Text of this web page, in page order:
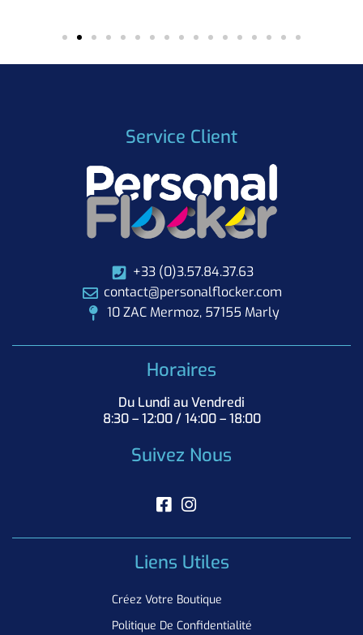
Service Client
+33 (0)3.57.84.37.63
contact@personalflocker.com
10 ZAC Mermoz, 57155 Marly
Horaires
Du Lundi au Vendredi
8:30 – 12:00 / 14:00 – 18:00
Suivez Nous
Liens Utiles
Créez Votre Boutique
Politique De Confidentialité